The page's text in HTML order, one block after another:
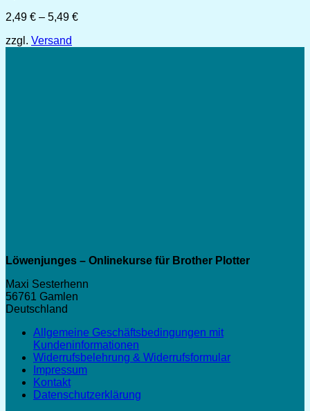
2,49 € – 5,49 €Preisspanne:
zzgl. Versand
Löwenjunges – Onlinekurse für Brother Plotter
Maxi Sesterhenn
56761 Gamlen
Deutschland
Allgemeine Geschäftsbedingungen mit
Kundeninformationen
Widerrufsbelehrung & Widerrufsformular
Impressum
Kontakt
Datenschutzerklärung